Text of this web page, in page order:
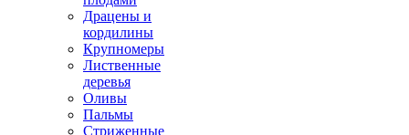
Драцены и
кордилины
Крупномеры
Лиственные
деревья
Оливы
Пальмы
Стриженные